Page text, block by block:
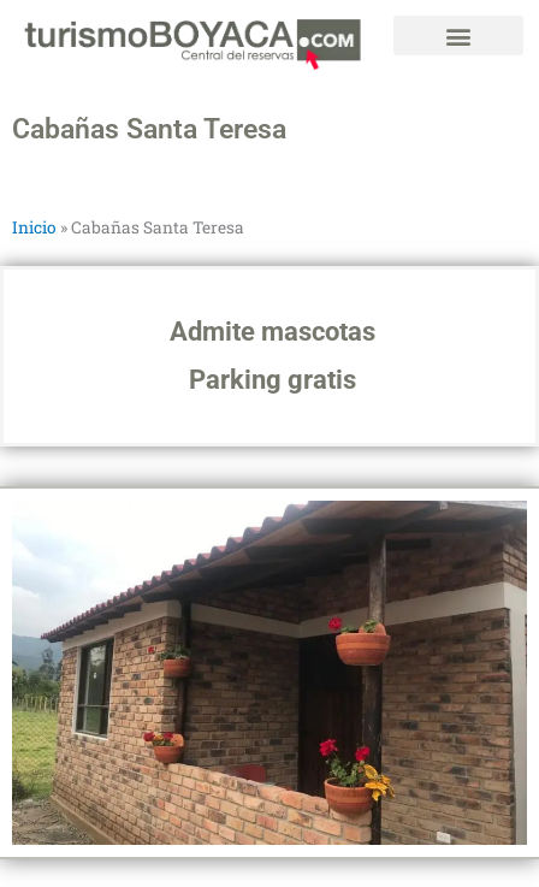
Cabañas Santa Teresa
Inicio »Cabañas Santa Teresa
Admite mascotas
Parking gratis